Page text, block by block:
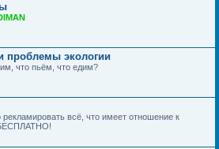
проблемы экологии
что пьём, что едим?
всё, что имеет отношение к